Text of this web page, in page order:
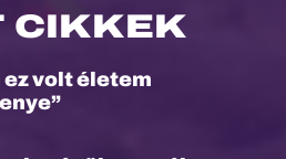
CIKKEK
ez volt életem